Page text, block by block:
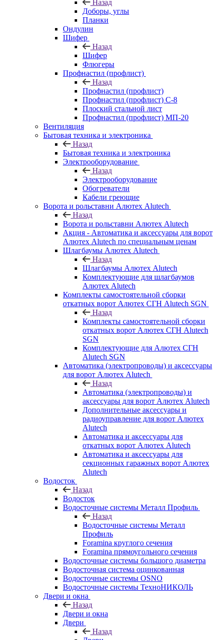
Назад
Доборы, углы
Планки
Ондулин
Шифер
Назад
Шифер
Флюгеры
Профнастил (профлист)
Назад
Профнастил (профлист)
Профнастил (профлист) С-8
Плоский стальной лист
Профнастил (профлист) МП-20
Вентиляция
Бытовая техника и электроника
Назад
Бытовая техника и электроника
Электрооборудование
Назад
Электрооборудование
Обогреватели
Кабели греющие
Ворота и рольставни Алютех Alutech
Назад
Ворота и рольставни Алютех Alutech
Акция - Автоматика и аксессуары для ворот
Алютех Alutech по специальным ценам
Шлагбаумы Алютех Alutech
Назад
Шлагбаумы Алютех Alutech
Комплектующие для шлагбаумов
Алютех Alutech
Комплекты самостоятельной сборки
откатных ворот Алютех СГН Alutech SGN
Назад
Комплекты самостоятельной сборки
откатных ворот Алютех СГН Alutech
SGN
Комплектующие для Алютех СГН
Alutech SGN
Автоматика (электропроводы) и аксессуары
для ворот Алютех Alutech
Назад
Автоматика (электропроводы) и
аксессуары для ворот Алютех Alutech
Дополнительные аксессуары и
радиоуправление для ворот Алютех
Alutech
Автоматика и аксессуары для
откатных ворот Алютех Alutech
Автоматика и аксессуары для
секционных гаражных ворот Алютех
Alutech
Водосток
Назад
Водосток
Водосточные системы Металл Профиль
Назад
Водосточные системы Металл
Профиль
Foramina круглого сечения
Foramina прямоугольного сечения
Водосточные системы большого диаметра
Водосточная система оцинкованная
Водосточные системы OSNO
Водосточные системы ТехноНИКОЛЬ
Двери и окна
Назад
Двери и окна
Двери
Назад